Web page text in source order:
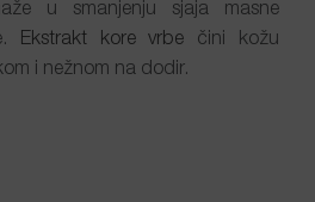
u smanjenju sjaja masne
Ekstrakt kore vrbe čini kožu
i nežnom na dodir.